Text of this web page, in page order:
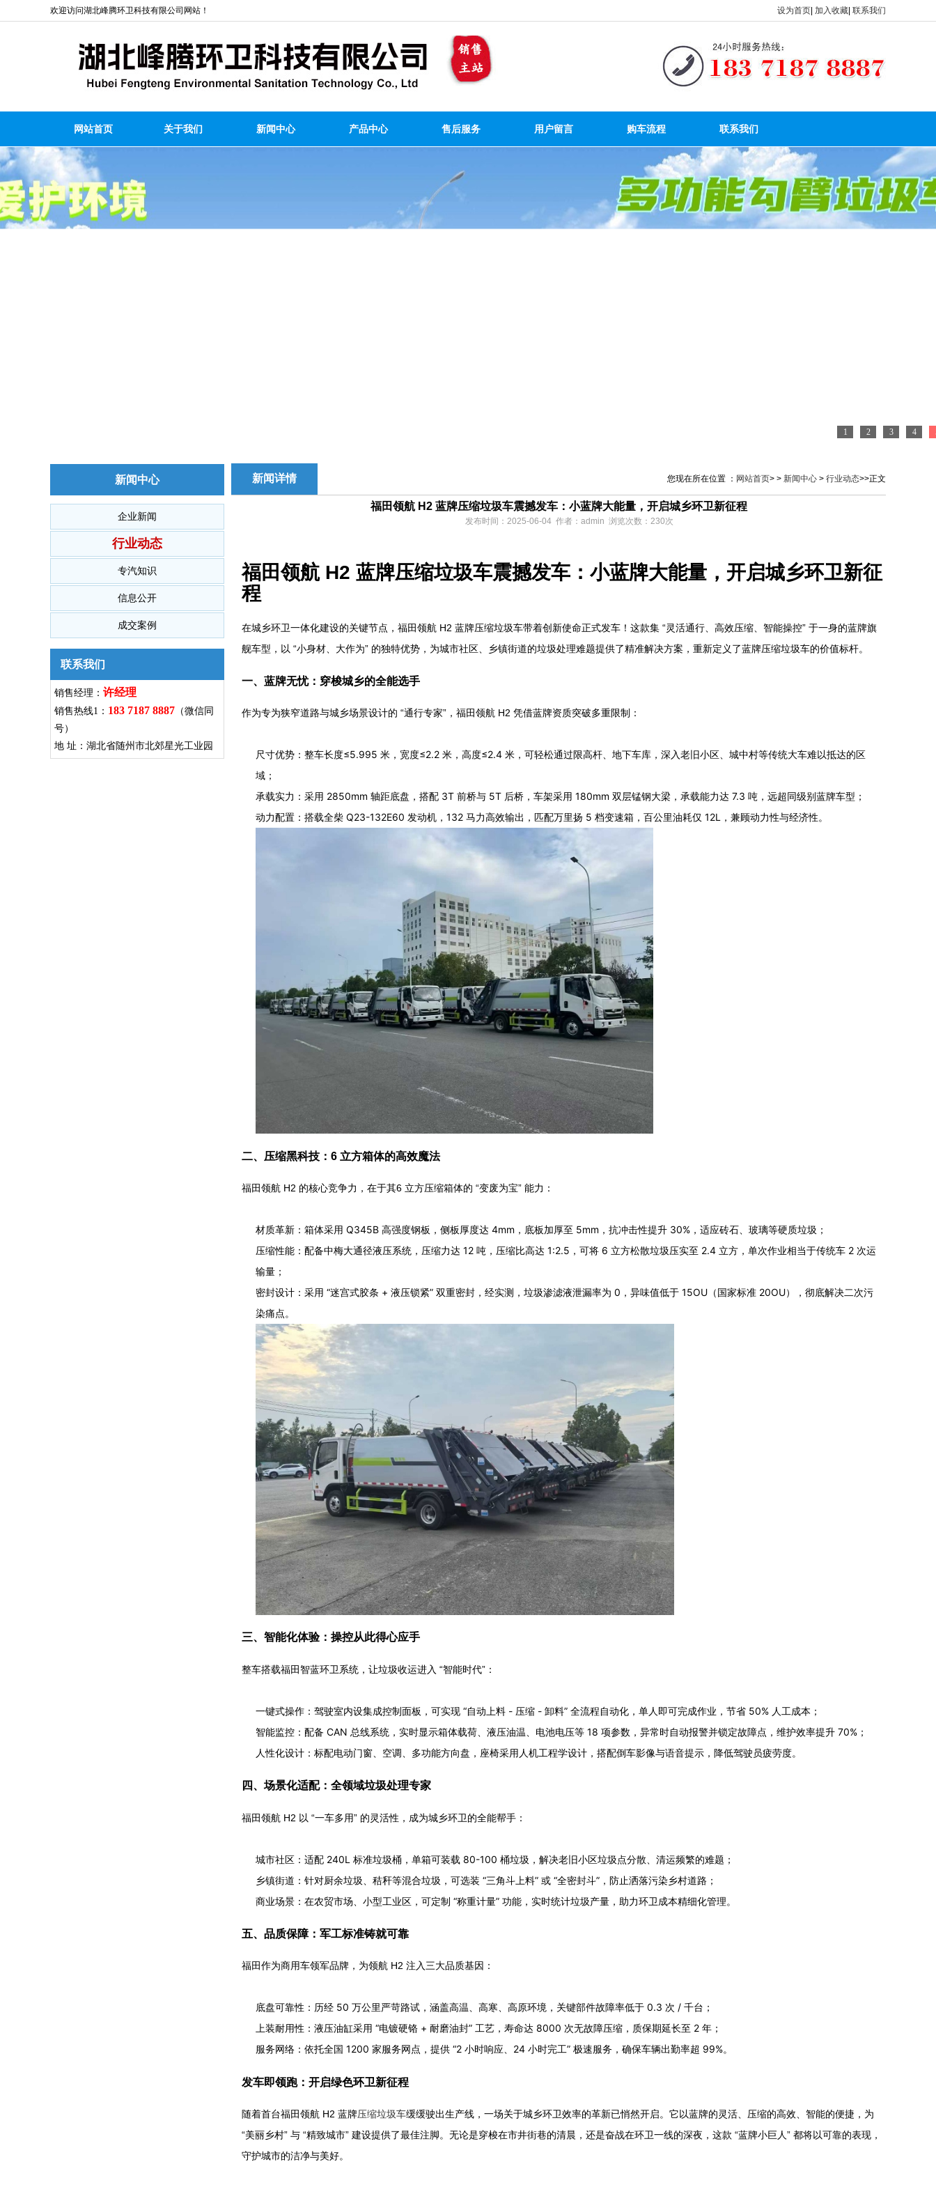
欢迎访问湖北峰腾环卫科技有限公司网站！ 设为首页 加入收藏 联系我们
网站首页 关于我们 新闻中心 产品中心 售后服务 用户留言 购车流程 联系我们
4
3
2
1
新闻中心
企业新闻
行业动态
专汽知识
信息公开
成交案例
联系我们
销售经理： 许经理
销售热线1： 183 7187 8887 （微信同
号）
地 址：湖北省随州市北郊星光工业园
新闻详情 您现在所在位置 ： 网站首页> > 新闻中心 > 行业动态>>正文
福田领航 H2 蓝牌压缩垃圾车震撼发车：小蓝牌大能量，开启城乡环卫新征程
发布时间：2025-06-04 作者：admin 浏览次数： 230次
福田领航 H2 蓝牌压缩垃圾车震撼发车：小蓝牌大能量，开启城乡环卫新征
程
在城乡环卫一体化建设的关键节点，福田领航 H2 蓝牌压缩垃圾车带着创新使命正式发车！这款集 “灵活通行、高效压缩、智能操控” 于一身的蓝牌旗
舰车型，以 “小身材、大作为” 的独特优势，为城市社区、乡镇街道的垃圾处理难题提供了精准解决方案，重新定义了蓝牌压缩垃圾车的价值标杆。
一、蓝牌无忧：穿梭城乡的全能选手
作为专为狭窄道路与城乡场景设计的 “通行专家”，福田领航 H2 凭借蓝牌资质突破多重限制：
尺寸优势：整车长度≤5.995 米，宽度≤2.2 米，高度≤2.4 米，可轻松通过限高杆、地下车库，深入老旧小区、城中村等传统大车难以抵达的区
域；
承载实力：采用 2850mm 轴距底盘，搭配 3T 前桥与 5T 后桥，车架采用 180mm 双层锰钢大梁，承载能力达 7.3 吨，远超同级别蓝牌车型；
动力配置：搭载全柴 Q23-132E60 发动机，132 马力高效输出，匹配万里扬 5 档变速箱，百公里油耗仅 12L，兼顾动力性与经济性。
二、压缩黑科技：6 立方箱体的高效魔法
福田领航 H2 的核心竞争力，在于其6 立方压缩箱体的 “变废为宝” 能力：
材质革新：箱体采用 Q345B 高强度钢板，侧板厚度达 4mm，底板加厚至 5mm，抗冲击性提升 30%，适应砖石、玻璃等硬质垃圾；
压缩性能：配备中梅大通径液压系统，压缩力达 12 吨，压缩比高达 1:2.5，可将 6 立方松散垃圾压实至 2.4 立方，单次作业相当于传统车 2 次运
输量；
密封设计：采用 “迷宫式胶条 + 液压锁紧” 双重密封，经实测，垃圾渗滤液泄漏率为 0，异味值低于 15OU（国家标准 20OU），彻底解决二次污
染痛点。
三、智能化体验：操控从此得心应手
整车搭载福田智蓝环卫系统，让垃圾收运进入 “智能时代”：
一键式操作：驾驶室内设集成控制面板，可实现 “自动上料 - 压缩 - 卸料” 全流程自动化，单人即可完成作业，节省 50% 人工成本；
智能监控：配备 CAN 总线系统，实时显示箱体载荷、液压油温、电池电压等 18 项参数，异常时自动报警并锁定故障点，维护效率提升 70%；
人性化设计：标配电动门窗、空调、多功能方向盘，座椅采用人机工程学设计，搭配倒车影像与语音提示，降低驾驶员疲劳度。
四、场景化适配：全领域垃圾处理专家
福田领航 H2 以 “一车多用” 的灵活性，成为城乡环卫的全能帮手：
城市社区：适配 240L 标准垃圾桶，单箱可装载 80-100 桶垃圾，解决老旧小区垃圾点分散、清运频繁的难题；
乡镇街道：针对厨余垃圾、秸秆等混合垃圾，可选装 “三角斗上料” 或 “全密封斗”，防止洒落污染乡村道路；
商业场景：在农贸市场、小型工业区，可定制 “称重计量” 功能，实时统计垃圾产量，助力环卫成本精细化管理。
五、品质保障：军工标准铸就可靠
福田作为商用车领军品牌，为领航 H2 注入三大品质基因：
底盘可靠性：历经 50 万公里严苛路试，涵盖高温、高寒、高原环境，关键部件故障率低于 0.3 次 / 千台；
上装耐用性：液压油缸采用 “电镀硬铬 + 耐磨油封” 工艺，寿命达 8000 次无故障压缩，质保期延长至 2 年；
服务网络：依托全国 1200 家服务网点，提供 “2 小时响应、24 小时完工” 极速服务，确保车辆出勤率超 99%。
发车即领跑：开启绿色环卫新征程
随着首台福田领航 H2 蓝牌压缩垃圾车缓缓驶出生产线，一场关于城乡环卫效率的革新已悄然开启。它以蓝牌的灵活、压缩的高效、智能的便捷，为
“美丽乡村” 与 “精致城市” 建设提供了最佳注脚。无论是穿梭在市井街巷的清晨，还是奋战在环卫一线的深夜，这款 “蓝牌小巨人” 都将以可靠的表现，
守护城市的洁净与美好。